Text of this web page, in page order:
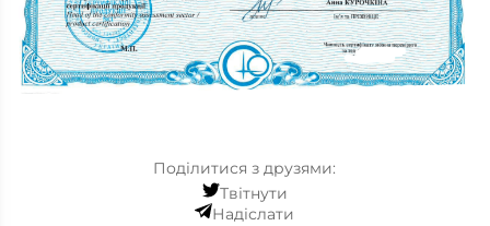
Поділитися з друзями:
Твітнути
Надіслати